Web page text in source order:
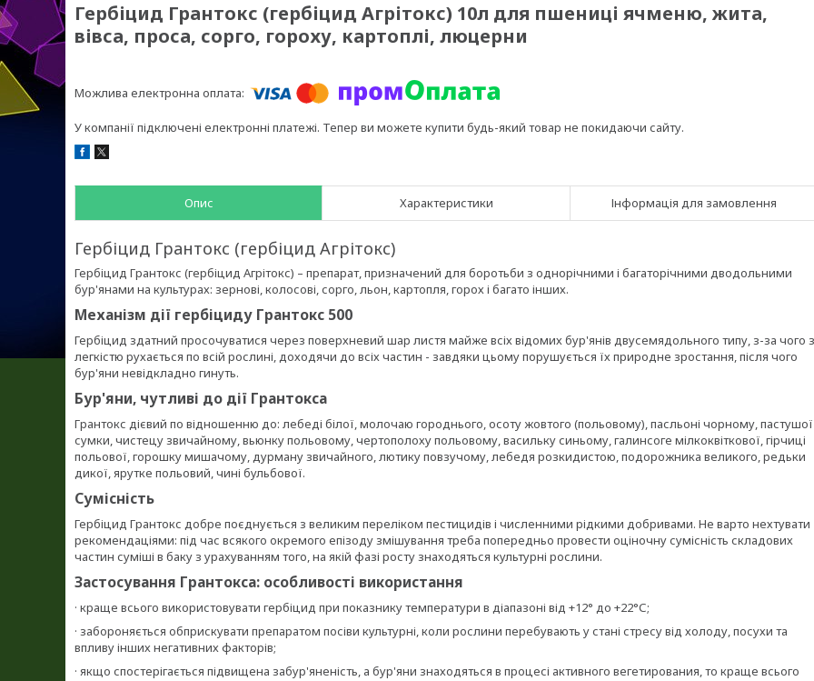
Гербіцид Грантокс (гербіцид Агрітокс) 10л для пшениці ячменю, жита,
вівса, проса, сорго, гороху, картоплі, люцерни
У компанії підключені електронні платежі. Тепер ви можете купити будь-який товар не покидаючи сайту.
Опис Характеристики Інформація для замовлення
Гербіцид Грантокс (гербіцид Агрітокс)
Гербіцид Грантокс (гербіцид Агрітокс) – препарат, призначений для боротьби з однорічними і багаторічними дводольними
бур'янами на культурах: зернові, колосові, сорго, льон, картопля, горох і багато інших.
Механізм дії гербіциду Грантокс 500
Гербіцид здатний просочуватися через поверхневий шар листя майже всіх відомих бур'янів двусемядольного типу, з-за чого з
легкістю рухається по всій рослині, доходячи до всіх частин - завдяки цьому порушується їх природне зростання, після чого
бур'яни невідкладно гинуть.
Бур'яни, чутливі до дії Грантокса
Грантокс дієвий по відношенню до: лебеді білої, молочаю городнього, осоту жовтого (польовому), пасльоні чорному, пастушої
сумки, чистецу звичайному, вьюнку польовому, чертополоху польовому, васильку синьому, галинсоге мілкоквіткової, гірчиці
польової, горошку мишачому, дурману звичайного, лютику повзучому, лебедя розкидистою, подорожника великого, редьки
дикої, ярутке польовий, чині бульбової.
Сумісність
Гербіцид Грантокс добре поєднується з великим переліком пестицидів і численними рідкими добривами. Не варто нехтувати
рекомендаціями: під час всякого окремого епізоду змішування треба попередньо провести оціночну сумісність складових
частин суміші в баку з урахуванням того, на якій фазі росту знаходяться культурні рослини.
Застосування Грантокса: особливості використання
· краще всього використовувати гербіцид при показнику температури в діапазоні від +12° до +22°С;
· забороняється обприскувати препаратом посіви культурні, коли рослини перебувають у стані стресу від холоду, посухи та
впливу інших негативних факторів;
· якщо спостерігається підвищена забур'яненість, а бур'яни знаходяться в процесі активного вегетирования, то краще всього